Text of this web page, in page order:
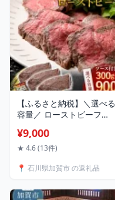
【ふるさと納税】＼選べる
容量／ ローストビーフ
ント お祝い クリスマス お
正月 誕生日 パーティー 小
9000円 18000円 27000円
2113var
¥9,000
★ 4.6 (13件)
📍 石川県加賀市 の返礼品